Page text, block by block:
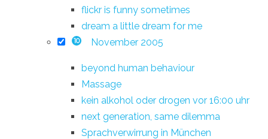
flickr is funny sometimes
dream a little dream for me
10 November 2005
beyond human behaviour
Massage
kein alkohol oder drogen vor 16:00 uhr
next generation, same dilemma
Sprachverwirrung in München